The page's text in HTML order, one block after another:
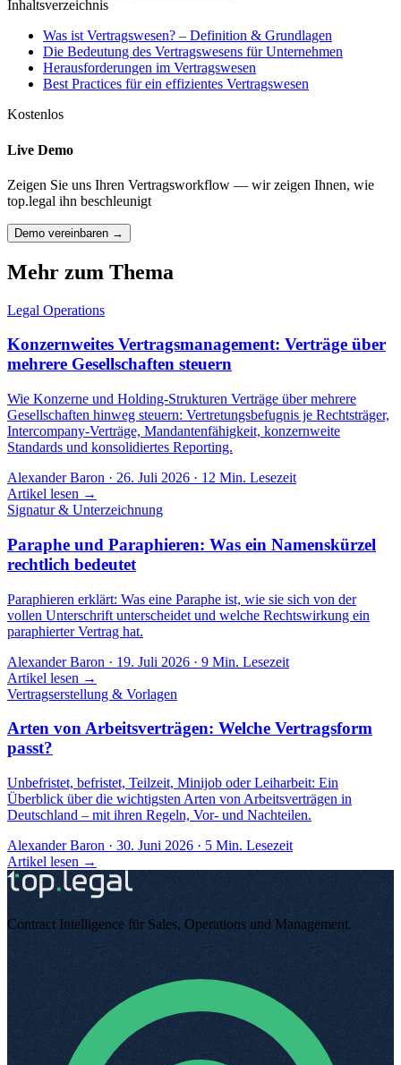
Inhaltsverzeichnis
Was ist Vertragswesen? – Definition & Grundlagen
Die Bedeutung des Vertragswesens für Unternehmen
Herausforderungen im Vertragswesen
Best Practices für ein effizientes Vertragswesen
Kostenlos
Live Demo
Zeigen Sie uns Ihren Vertragsworkflow — wir zeigen Ihnen, wie
top.legal ihn beschleunigt
Demo vereinbaren →
Mehr zum Thema
Legal Operations
Konzernweites Vertragsmanagement: Verträge über
mehrere Gesellschaften steuern
Wie Konzerne und Holding-Strukturen Verträge über mehrere
Gesellschaften hinweg steuern: Vertretungsbefugnis je Rechtsträger,
Intercompany-Verträge, Mandantenfähigkeit, konzernweite
Standards und konsolidiertes Reporting.
Alexander Baron · 26. Juli 2026 · 12 Min. Lesezeit
Artikel lesen →
Signatur & Unterzeichnung
Paraphe und Paraphieren: Was ein Namenskürzel
rechtlich bedeutet
Paraphieren erklärt: Was eine Paraphe ist, wie sie sich von der
vollen Unterschrift unterscheidet und welche Rechtswirkung ein
paraphierter Vertrag hat.
Alexander Baron · 19. Juli 2026 · 9 Min. Lesezeit
Artikel lesen →
Vertragserstellung & Vorlagen
Arten von Arbeitsverträgen: Welche Vertragsform
passt?
Unbefristet, befristet, Teilzeit, Minijob oder Leiharbeit: Ein
Überblick über die wichtigsten Arten von Arbeitsverträgen in
Deutschland – mit ihren Regeln, Vor- und Nachteilen.
Alexander Baron · 30. Juni 2026 · 5 Min. Lesezeit
Artikel lesen →
Contract Intelligence für Sales, Operations und Management.